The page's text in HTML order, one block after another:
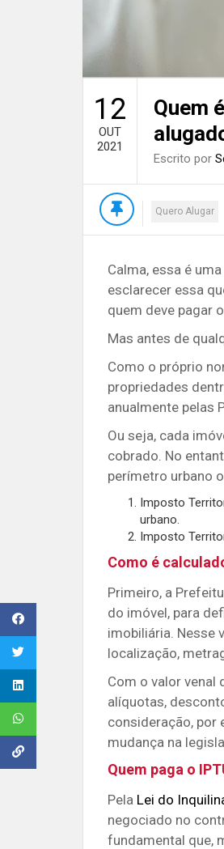
12
OUT
2021
Quem
Escrito por
Quero Alugar
Calma, essa é
esclarecer essa
quem deve pagar
Mas antes de
Como o próprio
propriedades
anualmente pelas
Ou seja, cada
cobrado. No
perímetro urbano
Imposto
urbano.
Imposto
Como é
Primeiro, a
do imóvel, para
imobiliária. Nesse
localização,
Com o valor venal
alíquotas,
consideração, por
mudança na
Quem paga o
Pela Lei do
negociado no
fundamental que,